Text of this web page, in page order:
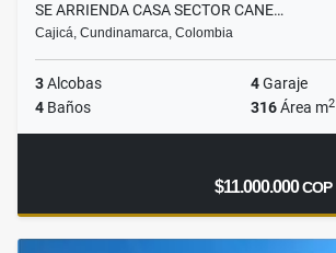
SE ARRIENDA CASA SECTOR CANE…
Cajicá, Cundinamarca, Colombia
3Alcobas 4Garaje
4 Baños 316Área m2
$11.000.000COP